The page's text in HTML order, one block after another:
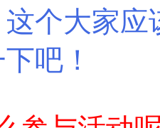
个大家
吧！